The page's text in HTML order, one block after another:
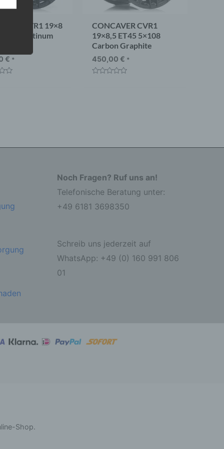
CVR1 19×8
Platinum
€ *
CONCAVER CVR1
19×8,5 ET45 5×108
Carbon Graphite
450,00 € *
Noch Fragen? Ruf uns an!
Telefonische Beratung unter:
+49 6181 3698350
Schreib uns jederzeit auf
WhatsApp: +49 (0) 160 991 806
01
Shop.